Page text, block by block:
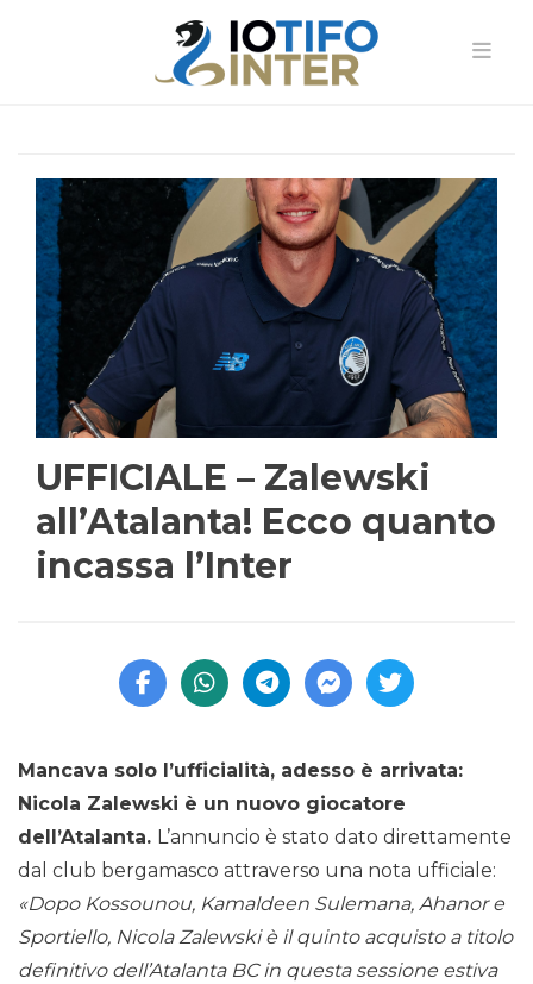
UFFICIALE – Zalewski
all’Atalanta! Ecco quanto
incassa l’Inter
Mancava solo l’ufficialità, adesso è arrivata:
Nicola Zalewski è un nuovo giocatore
dell’Atalanta. L’annuncio è stato dato direttamente
dal club bergamasco attraverso una nota ufficiale:
«Dopo Kossounou, Kamaldeen Sulemana, Ahanor e
Sportiello, Nicola Zalewski è il quinto acquisto a titolo
definitivo dell’Atalanta BC in questa sessione estiva